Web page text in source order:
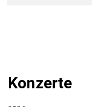
Konzerte